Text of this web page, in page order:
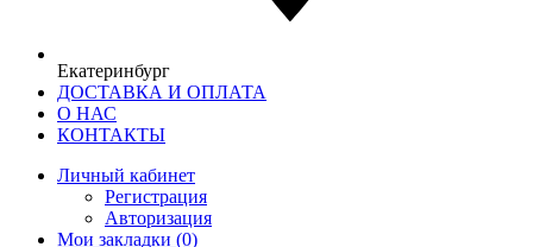
Екатеринбург
ДОСТАВКА И ОПЛАТА
О НАС
КОНТАКТЫ
Личный кабинет
Регистрация
Авторизация
Мои закладки (0)